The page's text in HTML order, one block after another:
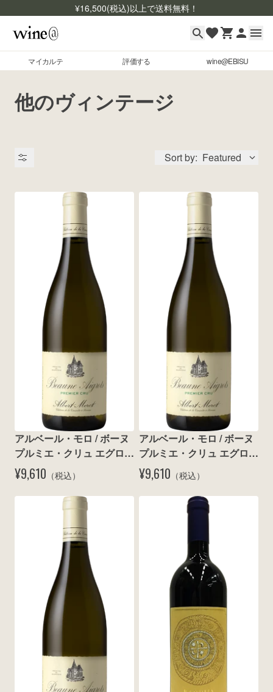
¥16,500(税込)以上で送料無料！
マイカルテ 評価する wine@EBISU
マイカルテ
評価する
商品検索
ログイン
よくあるご質問
お問い合わせ
他のヴィンテージ
Sort by: Featured
銘柄コード
アルベール・モロ / ボーヌ
プルミエ・クリュ エグロ
ブラン 2015
¥9,610 （税込）
アルベール・モロ / ボーヌ
プルミエ・クリュ エグロ
ブラン 2018
¥9,610 （税込）